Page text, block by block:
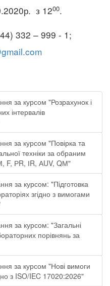
з 1200.
332 – 999 - 1;
за курсом "Розрахунок і
інтервалів
за курсом "Повірка та
техніки за обраним
F, РR, ІR, АUV, QМ"
за курсом: "Підготовка
згідно з вимогами
за курсом: "Загальні
порівнянь за
за курсом "Нові вимоги
з ISO/IEC 17020:2026"